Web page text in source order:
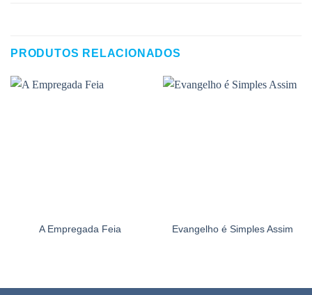
PRODUTOS RELACIONADOS
A Empregada Feia Evangelho é Simples Assim